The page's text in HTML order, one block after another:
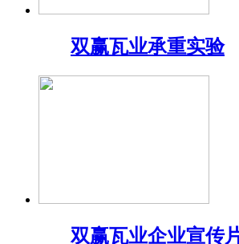
双赢瓦业承重实验
双赢瓦业企业宣传